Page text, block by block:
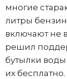
многие
литры
включают не
решил
бутылки воды
их бесплатно.